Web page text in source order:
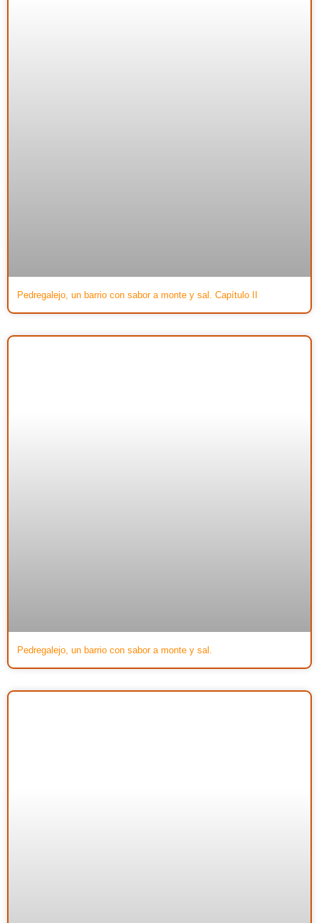
Pedregalejo, un barrio con sabor a monte y sal. Capítulo II
Pedregalejo, un barrio con sabor a monte y sal.